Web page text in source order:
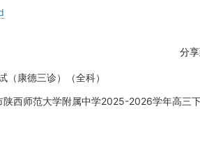
分
康德三诊）（全科）
陕西师范大学附属中学2025-2026学年高三